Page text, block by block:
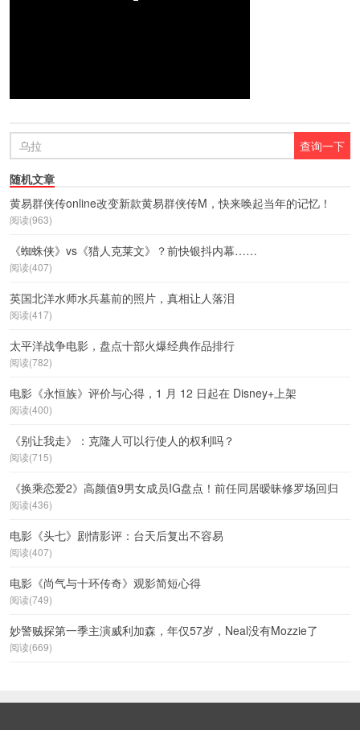
随机文章
黄易群侠传online改变新款黄易群侠传M，快来唤起当年的记忆！
阅读(963)
《蜘蛛侠》vs《猎人克莱文》？前快银抖内幕……
阅读(407)
英国北洋水师水兵墓前的照片，真相让人落泪
阅读(417)
太平洋战争电影，盘点十部火爆经典作品排行
阅读(782)
电影《永恒族》评价与心得，1 月 12 日起在 Disney+上架
阅读(400)
《别让我走》：克隆人可以行使人的权利吗？
阅读(715)
《换乘恋爱2》高颜值9男女成员IG盘点！前任同居暧昧修罗场回归
阅读(436)
电影《头七》剧情影评：台天后复出不容易
阅读(407)
电影《尚气与十环传奇》观影简短心得
阅读(749)
妙警贼探第一季主演威利加森，年仅57岁，Neal没有Mozzie了
阅读(669)